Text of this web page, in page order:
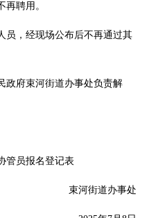
聘用。
员，经现场公布后不再通过其
政府束河街道办事处负责解
管员报名登记表
束河街道办事处